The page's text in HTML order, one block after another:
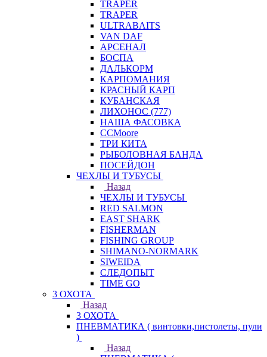
TRAPER
TRAPER
ULTRABAITS
VAN DAF
АРСЕНАЛ
БОСПА
ДАЛЬКОРМ
КАРПОМАНИЯ
КРАСНЫЙ КАРП
КУБАНСКАЯ
ЛИХОНОС (777)
НАША ФАСОВКА
СCMoore
ТРИ КИТА
РЫБОЛОВНАЯ БАНДА
ПОСЕЙДОН
ЧЕХЛЫ И ТУБУСЫ
Назад
ЧЕХЛЫ И ТУБУСЫ
RED SALMON
EAST SHARK
FISHERMAN
FISHING GROUP
SHIMANO-NORMARK
SIWEIDA
СЛЕДОПЫТ
TIME GO
3 ОХОТА
Назад
3 ОХОТА
ПНЕВМАТИКА ( винтовки,пистолеты, пули
)
Назад